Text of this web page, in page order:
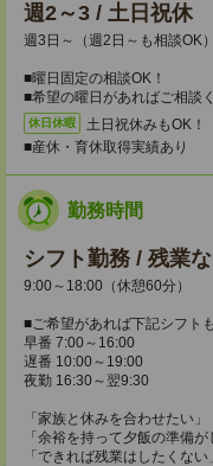
週2～3 / 土日祝休
週3日～（週2日～も相談OK）
■曜日固定の相談OK！
■希望の曜日があればご相談
休日休暇
土日祝休みもOK！
■産休・育休取得実績あり
勤務時間
シフト勤務 / 残業
9:00～18:00（休憩60分）
■ご希望があれば下記シフト
早番 7:00～16:00
遅番 10:00～19:00
夜勤 16:30～翌9:30
「家族と休みを合わせたい」
「余裕を持って夕飯の準備が
「できれば残業はしたくない」